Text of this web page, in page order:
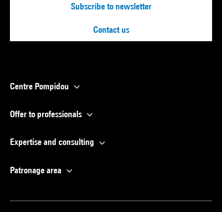
Subscribe to newsletter
Contact us
Centre Pompidou
Offer to professionals
Expertise and consulting
Patronage area